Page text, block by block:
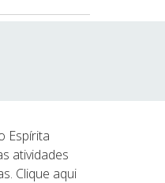
Espírita
atividades
Clique aqui